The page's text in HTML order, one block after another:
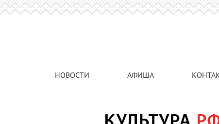
НОВОСТИ АФИША